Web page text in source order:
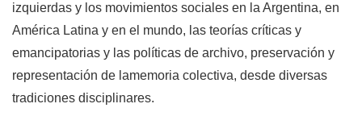
izquierdas y los movimientos sociales en la Argentina, en
América Latina y en el mundo, las teorías críticas y
emancipatorias y las políticas de archivo, preservación y
representación de lamemoria colectiva, desde diversas
tradiciones disciplinares.